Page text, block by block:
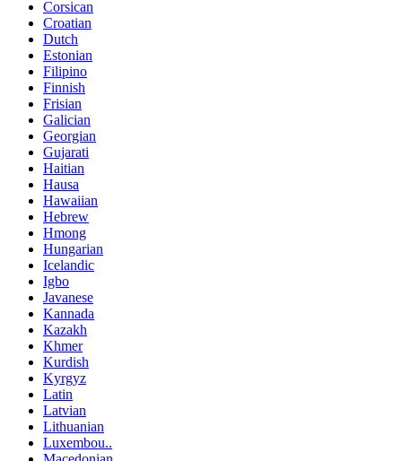
Corsican
Croatian
Dutch
Estonian
Filipino
Finnish
Frisian
Galician
Georgian
Gujarati
Haitian
Hausa
Hawaiian
Hebrew
Hmong
Hungarian
Icelandic
Igbo
Javanese
Kannada
Kazakh
Khmer
Kurdish
Kyrgyz
Latin
Latvian
Lithuanian
Luxembou..